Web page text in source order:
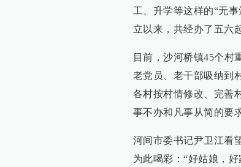
工、升学等这样的“无
立以来，共经办了五六
目前，沙河桥镇45个村
老党员、老干部吸纳到
各村按村情修改、完善
事不办和凡事从简的要
河间市委书记尹卫江看
为此喝彩：“好姑娘，